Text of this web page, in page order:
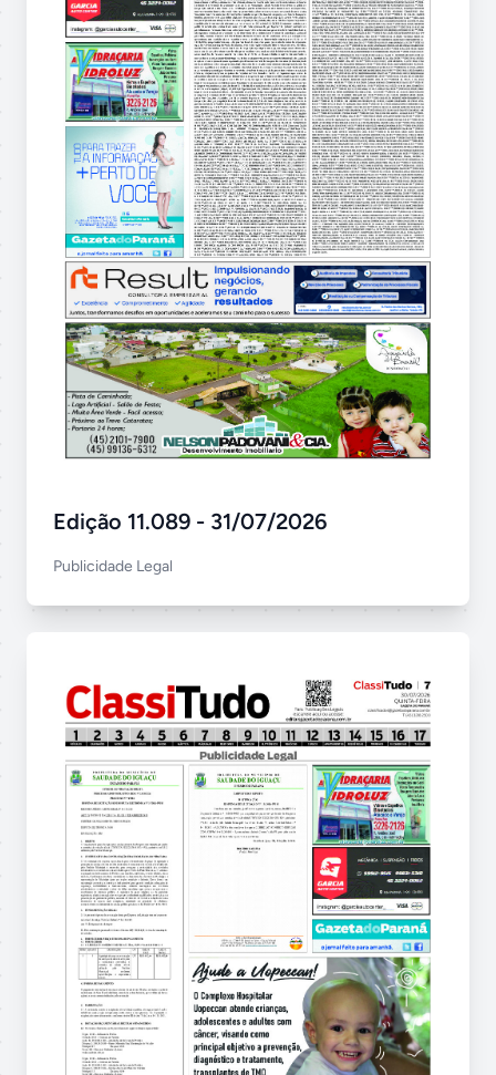
Edição 11.089 - 31/07/2026
Publicidade Legal